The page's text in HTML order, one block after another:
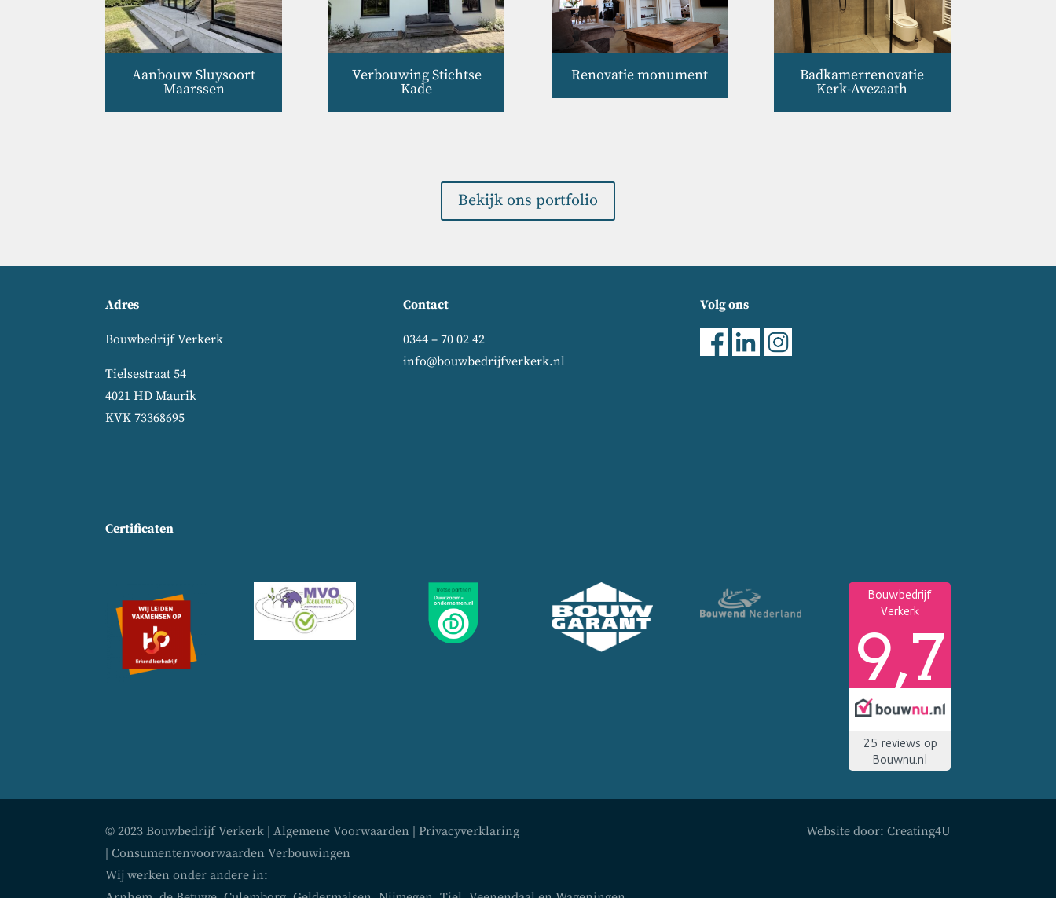
Aanbouw Sluysoort
Maarssen
Verbouwing Stichtse
Kade
Renovatie monument Badkamerrenovatie
Kerk-Avezaath
Bekijk ons portfolio
Adres
Bouwbedrijf Verkerk
Tielsestraat 54
4021 HD Maurik
KVK 73368695
Contact
0344 – 70 02 42
info@bouwbedrijfverkerk.nl
Volg ons
Certificaten
© 2023 Bouwbedrijf Verkerk |Algemene Voorwaarden |Privacyverklaring
|Consumentenvoorwaarden Verbouwingen
Wij werken onder andere in:
Website door: Creating4U